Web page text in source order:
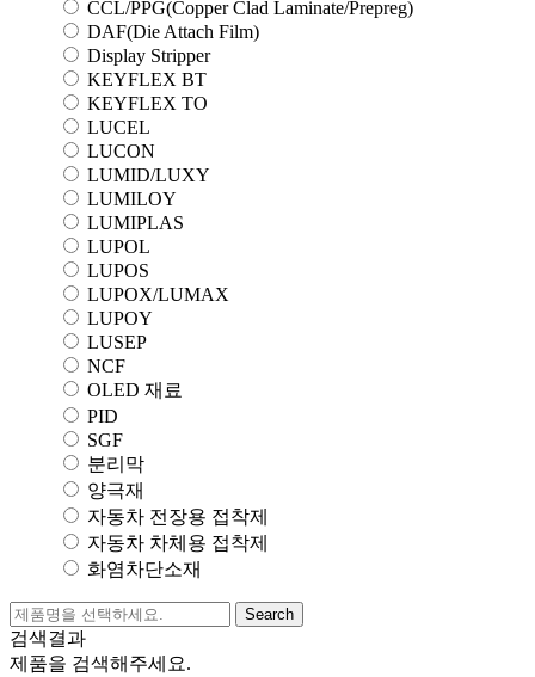
CCL/PPG(Copper Clad Laminate/Prepreg)
DAF(Die Attach Film)
Display Stripper
KEYFLEX BT
KEYFLEX TO
LUCEL
LUCON
LUMID/LUXY
LUMILOY
LUMIPLAS
LUPOL
LUPOS
LUPOX/LUMAX
LUPOY
LUSEP
NCF
OLED 재료
PID
SGF
분리막
양극재
자동차 전장용 접착제
자동차 차체용 접착제
화염차단소재
Search
검색결과
제품을 검색해주세요.